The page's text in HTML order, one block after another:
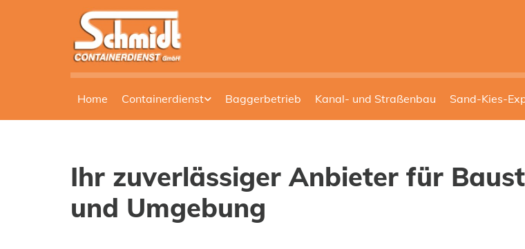
Zum Inhalt springen
Home Containerdienst Baggerbetrieb Kanal- und Straßenbau Sand-Kies-
Ihr zuverlässiger Anbieter für
und Umgebung